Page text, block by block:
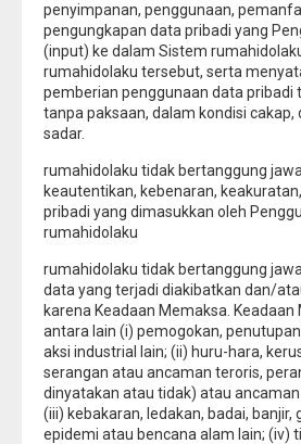
penyimpanan, penggunaan,
pengungkapan data pribadi yang
(input) ke dalam Sistem
rumahidolaku tersebut, serta
pemberian penggunaan data pribadi
tanpa paksaan, dalam kondisi cakap,
sadar.
rumahidolaku tidak bertanggung
keautentikan, kebenaran,
pribadi yang dimasukkan oleh
rumahidolaku
rumahidolaku tidak bertanggung
data yang terjadi diakibatkan dan/
karena Keadaan Memaksa.
antara lain (i) pemogokan,
aksi industrial lain; (ii) huru-hara,
serangan atau ancaman teroris,
dinyatakan atau tidak) atau
(iii) kebakaran, ledakan, badai, banjir,
epidemi atau bencana alam lain; (iv)